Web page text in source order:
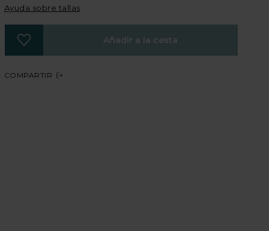
Ayuda sobre tallas
Añadir a la cesta
COMPARTIR